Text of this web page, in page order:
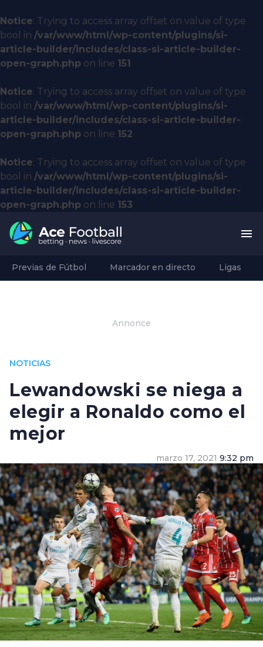
Notice: Trying to access array offset on value of type
bool in /var/www/html/wp-content/plugins/si-
article-builder/includes/class-si-article-builder-
open-graph.php on line 151
Notice: Trying to access array offset on value of type
bool in /var/www/html/wp-content/plugins/si-
article-builder/includes/class-si-article-builder-
open-graph.php on line 152
Notice: Trying to access array offset on value of type
bool in /var/www/html/wp-content/plugins/si-
article-builder/includes/class-si-article-builder-
open-graph.php on line 153
Previas de Fútbol Marcador en directo Ligas
Annonce
NOTICIAS
Lewandowski se niega a
elegir a Ronaldo como el
mejor
marzo 17, 2021 9:32 pm